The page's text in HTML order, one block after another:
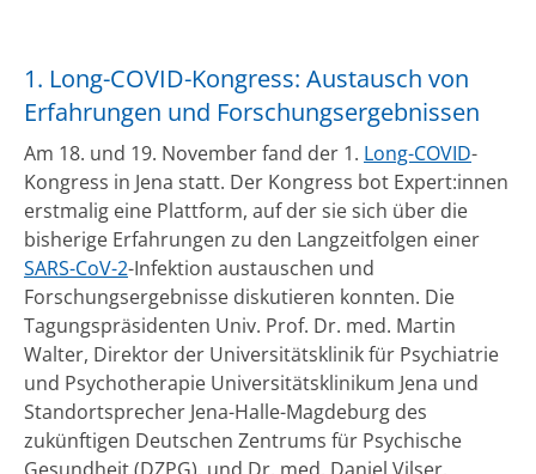
1. Long-COVID-Kongress: Austausch von
Erfahrungen und Forschungsergebnissen
Am 18. und 19. November fand der 1. Long-COVID-
Kongress in Jena statt. Der Kongress bot Expert:innen
erstmalig eine Plattform, auf der sie sich über die
bisherige Erfahrungen zu den Langzeitfolgen einer
SARS-CoV-2-Infektion austauschen und
Forschungsergebnisse diskutieren konnten. Die
Tagungspräsidenten Univ. Prof. Dr. med. Martin
Walter, Direktor der Universitätsklinik für Psychiatrie
und Psychotherapie Universitätsklinikum Jena und
Standortsprecher Jena-Halle-Magdeburg des
zukünftigen Deutschen Zentrums für Psychische
Gesundheit (DZPG), und Dr. med. Daniel Vilser,